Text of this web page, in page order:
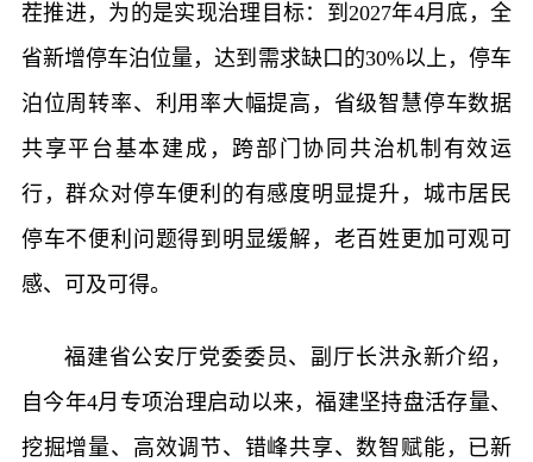
茬推进，为的是实现治理目标：到2027年4月底，全
省新增停车泊位量，达到需求缺口的30%以上，停车
泊位周转率、利用率大幅提高，省级智慧停车数据
共享平台基本建成，跨部门协同共治机制有效运
行，群众对停车便利的有感度明显提升，城市居民
停车不便利问题得到明显缓解，老百姓更加可观可
感、可及可得。
福建省公安厅党委委员、副厅长洪永新介绍，
自今年4月专项治理启动以来，福建坚持盘活存量、
挖掘增量、高效调节、错峰共享、数智赋能，已新